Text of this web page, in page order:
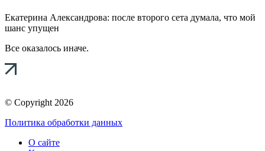
Екатерина Александрова: после второго сета думала, что мой
шанс упущен
Все оказалось иначе.
© Copyright 2026
Политика обработки данных
О сайте